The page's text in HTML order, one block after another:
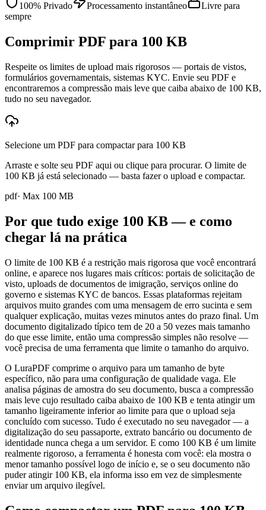
100% Privado Processamento instantâneo
Livre para
sempre
Comprimir PDF para 100 KB
Respeite os limites de upload mais rigorosos — portais de vistos,
formulários governamentais, sistemas KYC. Envie seu PDF e
encontraremos a compressão mais leve que caiba abaixo de 100 KB,
tudo no seu navegador.
Selecione um PDF para compactar para 100 KB
Arraste e solte seu PDF aqui ou clique para procurar. O limite de
100 KB já está selecionado — basta fazer o upload e compactar.
pdf· Max 100 MB
Por que tudo exige 100 KB — e como
chegar lá na prática
O limite de 100 KB é a restrição mais rigorosa que você encontrará
online, e aparece nos lugares mais críticos: portais de solicitação de
visto, uploads de documentos de imigração, serviços online do
governo e sistemas KYC de bancos. Essas plataformas rejeitam
arquivos muito grandes com uma mensagem de erro sucinta e sem
qualquer explicação, muitas vezes minutos antes do prazo final. Um
documento digitalizado típico tem de 20 a 50 vezes mais tamanho
do que esse limite, então uma compressão simples não resolve —
você precisa de uma ferramenta que limite o tamanho do arquivo.
O LuraPDF comprime o arquivo para um tamanho de byte
específico, não para uma configuração de qualidade vaga. Ele
analisa páginas de amostra do seu documento, busca a compressão
mais leve cujo resultado caiba abaixo de 100 KB e tenta atingir um
tamanho ligeiramente inferior ao limite para que o upload seja
concluído com sucesso. Tudo é executado no seu navegador — a
digitalização do seu passaporte, extrato bancário ou documento de
identidade nunca chega a um servidor. E como 100 KB é um limite
realmente rigoroso, a ferramenta é honesta com você: ela mostra o
menor tamanho possível logo de início e, se o seu documento não
puder atingir 100 KB, ela informa isso em vez de simplesmente
enviar um arquivo ilegível.